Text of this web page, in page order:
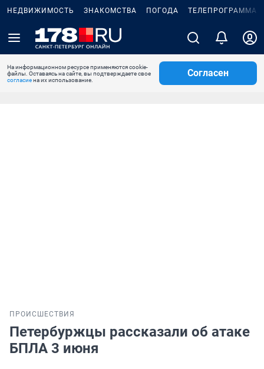
НЕДВИЖИМОСТЬ ЗНАКОМСТВА ПОГОДА ТЕЛЕПРОГРАММА
На информационном ресурсе применяются cookie-
файлы. Оставаясь на сайте, вы подтверждаете свое
согласиена их использование.
Согласен
ПРОИСШЕСТВИЯ
Петербуржцы рассказали об атаке
БПЛА 3 июня